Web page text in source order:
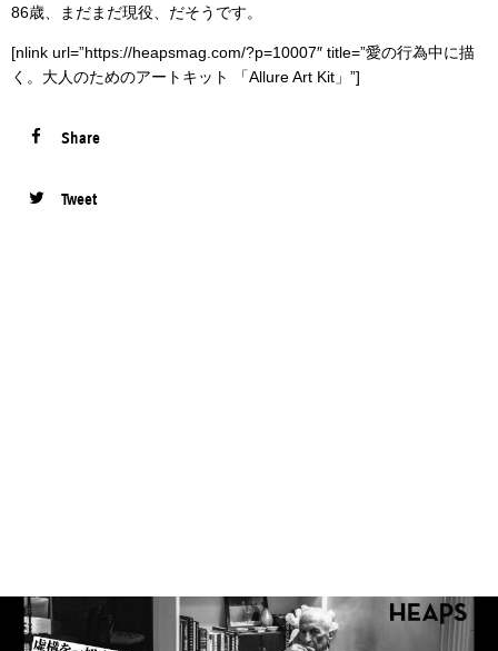
86歳、まだまだ現役、だそうです。
[nlink url=”https://heapsmag.com/?p=10007″ title=”愛の行為中に描
く。大人のためのアートキット 「Allure Art Kit」”]
Share
Tweet